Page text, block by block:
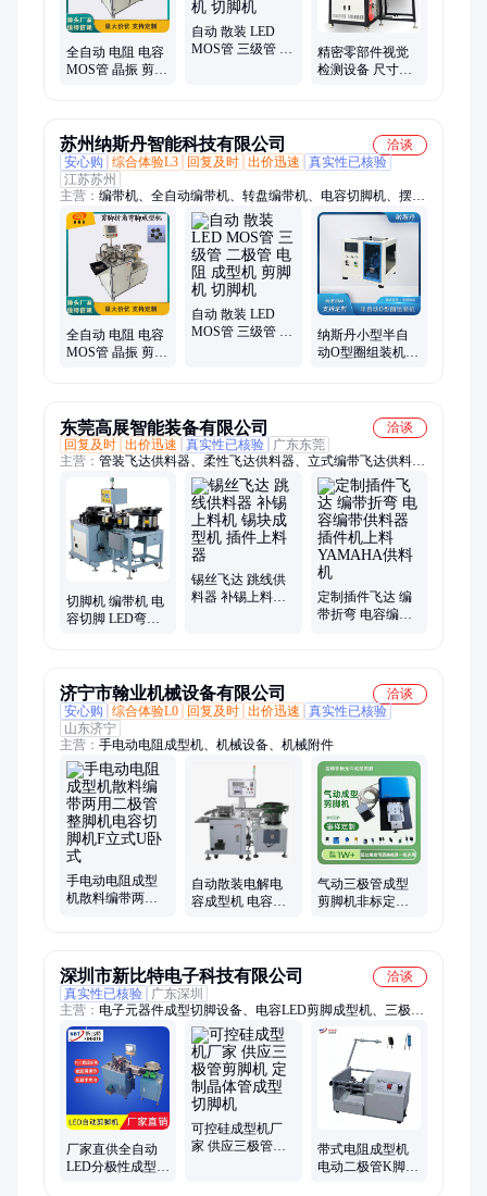
全自动 电阻 电容
MOS管 晶振 剪脚
自动 散装 LED
MOS管 三级管 二
精密零部件视觉
检测设备 尺寸及
苏州纳斯丹智能科技有限公司
洽谈
安心购
综合体验L3 回复及时 出价迅速
真实性已核验
江苏苏州
主营： 编带机、全自动编带机、转盘编带机、电容切脚机、摆臂
编带机、柔性编带机、载带包装机、半自动编带机、贴片编带
机、半导体编带机、五金件编带机、泡棉编带机、IC编带机、
Smt编带机、SMD编带机、镍片编带机、螺母编带机、弹片编带
机、芯片编带机、编带包装机、检测编带机、O型圈组装机、密
封圈组装机
全自动 电阻 电容
MOS管 晶振 剪脚
自动 散装 LED
MOS管 三级管 二
纳斯丹小型半自
动O型圈组装机
东莞高展智能装备有限公司
洽谈
回复及时 出价迅速 真实性已核验
广东东莞
主营： 管装飞达供料器、柔性飞达供料器、立式编带飞达供料
器、成型机切脚机、卧式编带飞达供料器、锡丝飞达供料器、跳
线飞达供料器、卷带飞达供料器、标签飞达供料器、插件机、插
件供料器、贴片机供料器、贴片机配件、吸嘴夹爪、铝盘子精密
振动盘、码垛机器人、插件机飞达、异形插件机上料、JUKI插
件机飞达、松下贴片机飞达、国产插件机飞达、进口插件机飞达
切脚机 编带机 电
容切脚 LED弯脚
锡丝飞达 跳线供
料器 补锡上料机
定制插件飞达 编
带折弯 电容编带
济宁市翰业机械设备有限公司
洽谈
安心购
综合体验L0 回复及时 出价迅速
真实性已核验
山东济宁
主营： 手电动电阻成型机、机械设备、机械附件
手电动电阻成型
机散料编带两用
自动散装电解电
容成型机 电容切
气动三极管成型
剪脚机非标定制
深圳市新比特电子科技有限公司
洽谈
真实性已核验
广东深圳
主营： 电子元器件成型切脚设备、电容LED剪脚成型机、三极管
成型机、PCB分板机、非标自动化设备
厂家直供全自动
LED分极性成型切
可控硅成型机厂
家 供应三极管剪
带式电阻成型机
电动二极管K脚机